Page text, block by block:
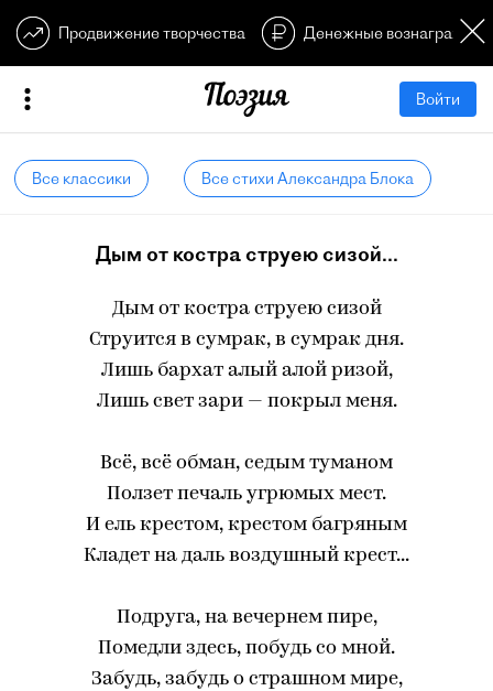
Продвижение творчества Денежные
Войти
Все классики Все стихи Александра Блока
Дым от костра струею сизой...
Дым от костра струею сизой
Струится в сумрак, в сумрак дня.
Лишь бархат алый алой ризой,
Лишь свет зари — покрыл меня.
Всё, всё обман, седым туманом
Ползет печаль угрюмых мест.
И ель крестом, крестом багряным
Кладет на даль воздушный крест...
Подруга, на вечернем пире,
Помедли здесь, побудь со мной.
Забудь, забудь о страшном мире,